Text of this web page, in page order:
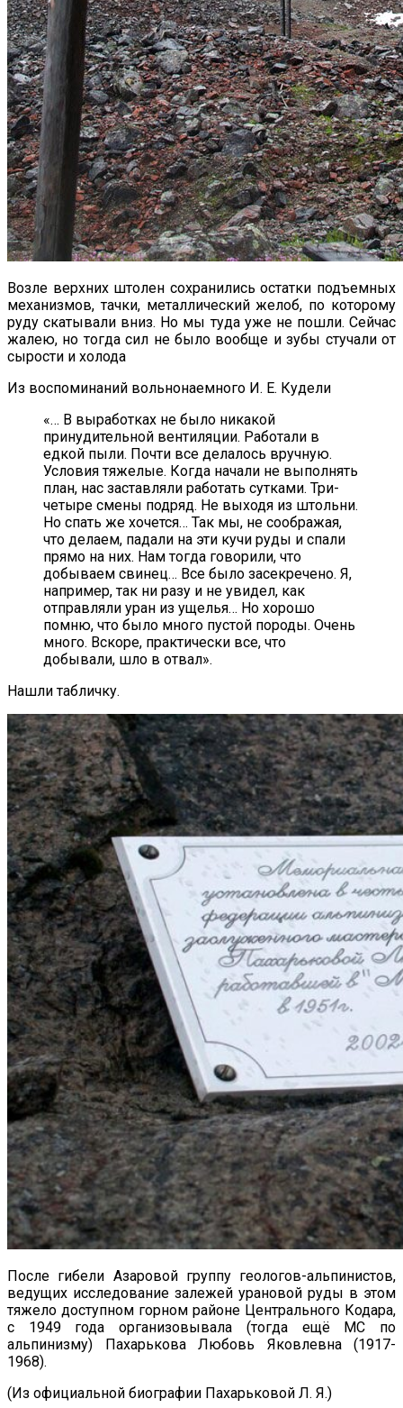
Возле верхних штолен сохранились остатки подъемных
механизмов, тачки, металлический желоб, по которому
руду скатывали вниз. Но мы туда уже не пошли. Сейчас
жалею, но тогда сил не было вообще и зубы стучали от
сырости и холода
Из воспоминаний вольнонаемного И. Е. Кудели
«… В выработках не было никакой
принудительной вентиляции. Работали в
едкой пыли. Почти все делалось вручную.
Условия тяжелые. Когда начали не выполнять
план, нас заставляли работать сутками. Три-
четыре смены подряд. Не выходя из штольни.
Но спать же хочется… Так мы, не соображая,
что делаем, падали на эти кучи руды и спали
прямо на них. Нам тогда говорили, что
добываем свинец… Все было засекречено. Я,
например, так ни разу и не увидел, как
отправляли уран из ущелья… Но хорошо
помню, что было много пустой породы. Очень
много. Вскоре, практически все, что
добывали, шло в отвал».
Нашли табличку.
После гибели Азаровой группу геологов-альпинистов,
ведущих исследование залежей урановой руды в этом
тяжело доступном горном районе Центрального Кодара,
с 1949 года организовывала (тогда ещё МС по
альпинизму) Пахарькова Любовь Яковлевна (1917-
1968).
(Из официальной биографии Пахарьковой Л. Я.)